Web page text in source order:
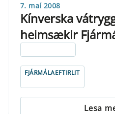
7. maí 2008
Kínverska
heimsækir
FJÁRMÁLAEFTIRLIT
Lesa